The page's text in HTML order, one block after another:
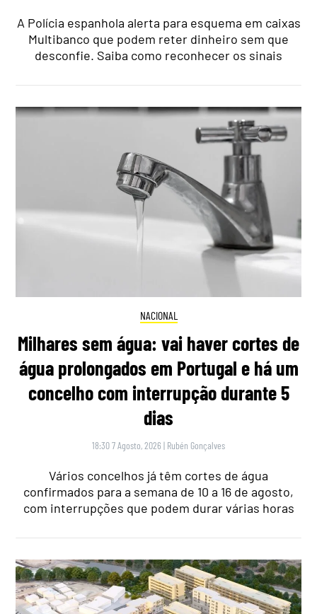
A Polícia espanhola alerta para esquema em caixas
Multibanco que podem reter dinheiro sem que
desconfie. Saiba como reconhecer os sinais
NACIONAL
Milhares sem água: vai haver cortes de
água prolongados em Portugal e há um
concelho com interrupção durante 5
dias
18:30 7 Agosto, 2026 | Rubén Gonçalves
Vários concelhos já têm cortes de água
confirmados para a semana de 10 a 16 de agosto,
com interrupções que podem durar várias horas